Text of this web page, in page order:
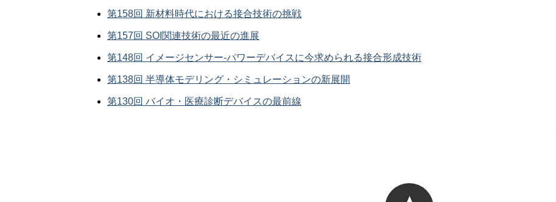
第158回 新材料時代における接合技術の挑戦
第157回 SOI関連技術の最近の進展
第148回 イメージセンサー‐パワーデバイスに今求められる接合形成技術
第138回 半導体モデリング・シミュレーションの新展開
第130回 バイオ・医療診断デバイスの最前線